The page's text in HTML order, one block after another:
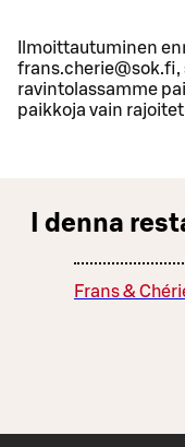
Ilmoittautuminen
ravintolassamme
paikkoja vain
I denna
Frans &